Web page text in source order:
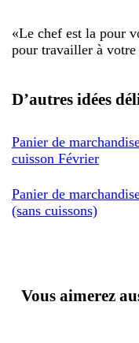
«Le chef est la pour
pour travailler à
D’autres idées
Panier de
cuisson Février
Panier de
(sans cuissons)
Vous aimerez